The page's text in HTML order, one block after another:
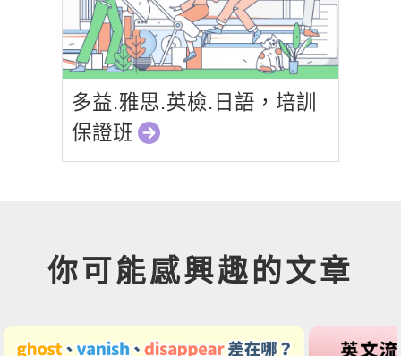
多益.雅思.英檢.日語，培訓
保證班
你可能感興趣的文章